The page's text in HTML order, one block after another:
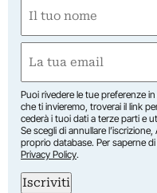
(Required)
First
(Required)
Puoi rivedere le tue preferenze
che ti invieremo, troverai il link
cederà i tuoi dati a terze parti e
Se scegli di annullare
proprio database. Per saperne
Privacy Policy.
Iscriviti